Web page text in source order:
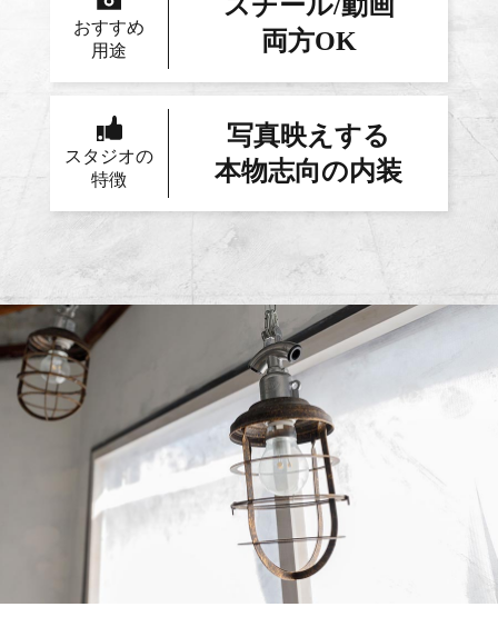
おすすめ
用途
スチール/動画
両方OK
スタジオの
特徴
写真映えする
本物志向の内装